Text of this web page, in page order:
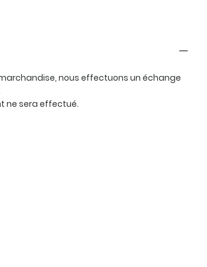
nous effectuons un échange
ne sera effectué.